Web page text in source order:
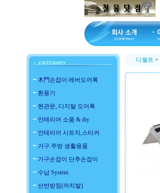
木門손잡이 레버도어록
환풍기
현관문, 디지탈 도어록
인테리어 소품 & diy
인테리어 시트지,스티커
가구 주방 생활용품
가구손잡이 단추손잡이
수납 System
선반받침(까치발)
디월트 >